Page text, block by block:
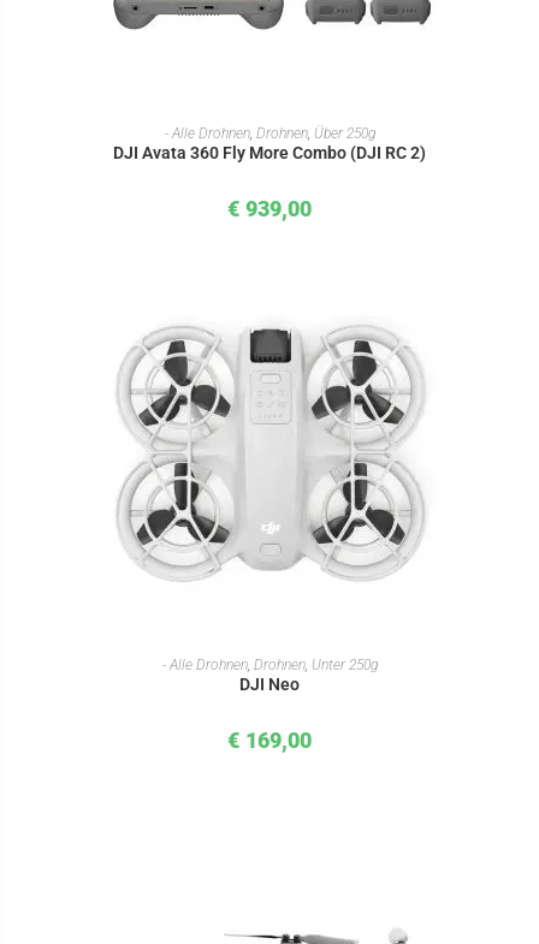
IN DEN WARENKORB
- Alle Drohnen, Drohnen, Über 250g
DJI Avata 360 Fly More Combo (DJI RC 2)
€ 939,00
IN DEN WARENKORB
- Alle Drohnen, Drohnen, Unter 250g
DJI Neo
€ 169,00